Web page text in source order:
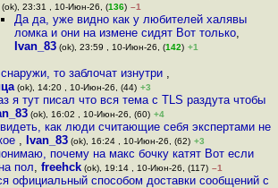
(ok), 23:31 , 10-Июн-26, (136) –1
Да да, уже видно как у любителей халявы
ломка и они на измене сидят Вот только,
Ivan_83(ok), 23:59 , 10-Июн-26, (142) +1
то заблочат изнутри ,
(ok), 14:20 , 10-Июн-26, (44) +3
я тут писал что вся тема с TLS раздута чтобы
(ok), 16:02 , 10-Июн-26, (60) +4
как люди считающие себя экспертами не
, Ivan_83(ok), 16:24 , 10-Июн-26, (62) +3
почему на макс бочку катят Вот если
пол, freehck(ok), 19:14 , 10-Июн-26, (117) –1
официальный способом доставки сообщений с